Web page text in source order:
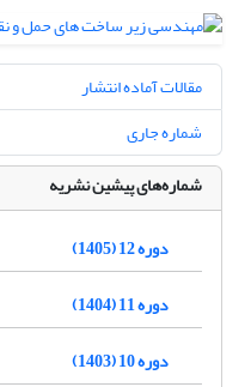
مقالات آماده انتشار
شماره جاری
شماره‌های پیشین نشریه
دوره 12 (1405)
دوره 11 (1404)
دوره 10 (1403)